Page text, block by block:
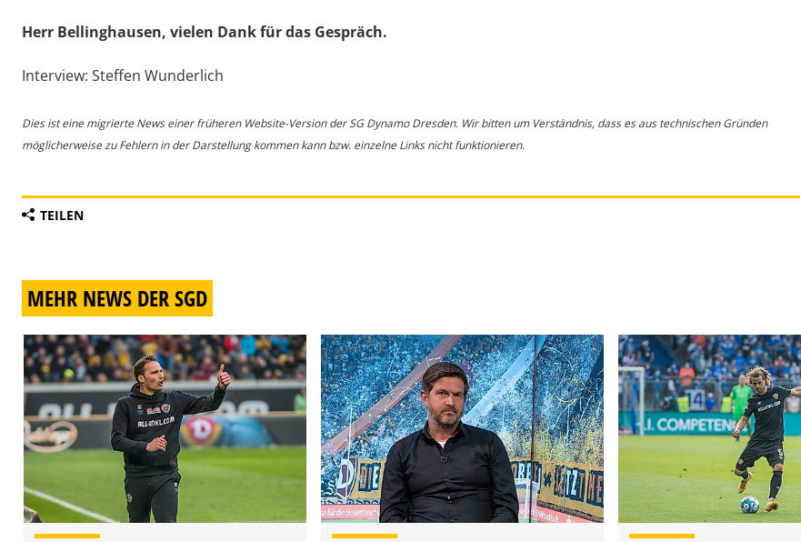
Herr Bellinghausen, vielen Dank für das Gespräch.
Interview: Steffen Wunderlich
Dies ist eine migrierte News einer früheren Website-Version der SG Dynamo Dresden. Wir bitten um Verständnis, dass es aus technischen Gründen
möglicherweise zu Fehlern in der Darstellung kommen kann bzw. einzelne Links nicht funktionieren.
TEILEN
MEHR NEWS DER SGD